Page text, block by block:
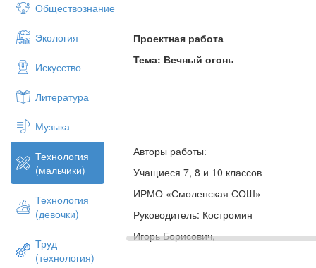
Обществознание
Экология
Искусство
Литература
Музыка
Технология
(мальчики)
Технология
(девочки)
Труд
(технология)
Проектная работа
Тема: Вечный огонь
Авторы работы:
Учащиеся 7, 8 и 10 классов
ИРМО «Смоленская СОШ»
Руководитель: Костромин
Игорь Борисович,